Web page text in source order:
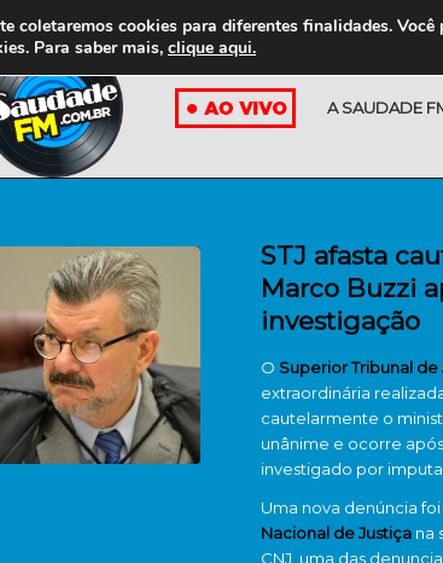
A SAUDADE
STJ afasta
Marco Buzzi
investigação
O Superior Tribunal de
extraordinária
cautelarmente o
unânime e ocorre
investigado por
Uma nova denúncia
Nacional de Justiça na
CNJ, uma das
coletaremos cookies para diferentes finalidades.
Para saber mais, clique aqui.